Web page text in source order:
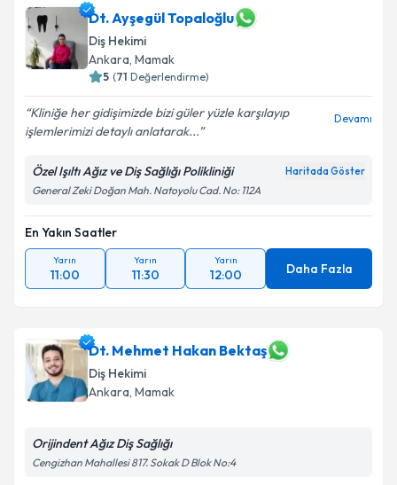
Dt. Ayşegül Topaloğlu
Diş Hekimi
Ankara, Mamak
5 (71 Değerlendirme)
Kliniğe her gidişimizde bizi güler yüzle karşılayıp
işlemlerimizi detaylı anlatarak...
Devamı
Özel Işıltı Ağız ve Diş Sağlığı Polikliniği Haritada Göster
General Zeki Doğan Mah. Natoyolu Cad. No: 112A
En Yakın Saatler
Yarın
11:00
Yarın
11:30
Yarın
12:00 Daha Fazla
Dt. Mehmet Hakan Bektaş
Diş Hekimi
Ankara, Mamak
Orijindent Ağız Diş Sağlığı
Cengizhan Mahallesi 817. Sokak D Blok No:4